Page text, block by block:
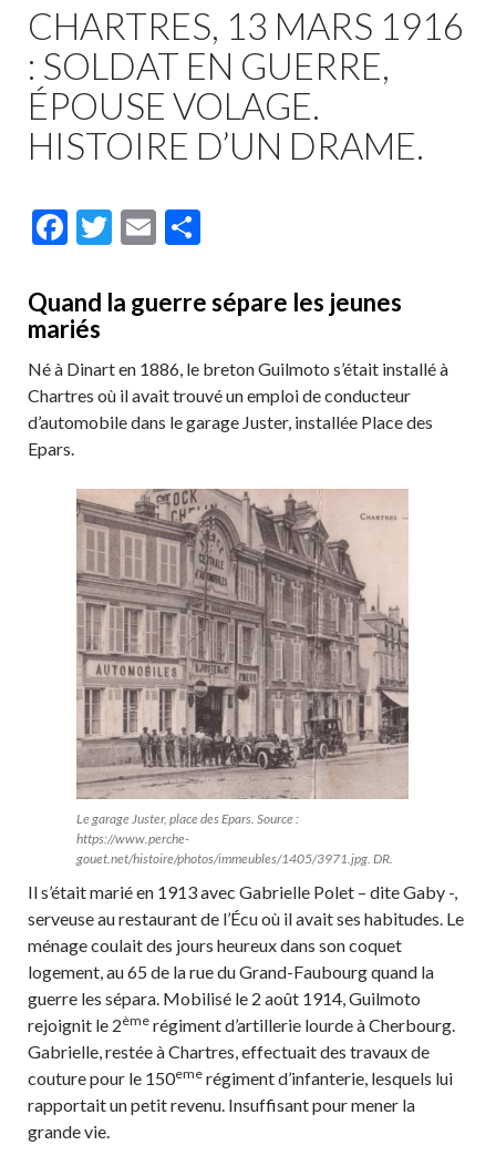
CHARTRES, 13 MARS 1916
: SOLDAT EN GUERRE,
ÉPOUSE VOLAGE.
HISTOIRE D’UN DRAME.
F
e
b
o
o
k
T
itt
E
ai ta
er
Quand la guerre sépare les jeunes
mariés
Né à Dinart en 1886, le breton Guilmoto s’était installé à
Chartres où il avait trouvé un emploi de conducteur
d’automobile dans le garage Juster, installée Place des
Epars.
Le garage Juster, place des Epars. Source :
https://www.perche-
gouet.net/histoire/photos/immeubles/1405/3971.jpg. DR.
Il s’était marié en 1913 avec Gabrielle Polet – dite Gaby -,
serveuse au restaurant de l’Écu où il avait ses habitudes. Le
ménage coulait des jours heureux dans son coquet
logement, au 65 de la rue du Grand-Faubourg quand la
guerre les sépara. Mobilisé le 2 août 1914, Guilmoto
rejoignit le 2ème régiment d’artillerie lourde à Cherbourg.
Gabrielle, restée à Chartres, effectuait des travaux de
couture pour le 150eme régiment d’infanterie, lesquels lui
rapportait un petit revenu. Insuffisant pour mener la
grande vie.